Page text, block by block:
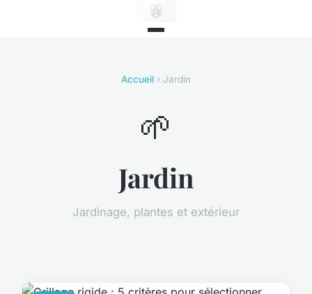
Accueil › Jardin
🌱
Jardin
Jardinage, plantes et extérieur